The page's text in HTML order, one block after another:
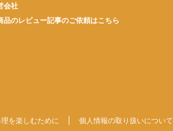
会社
品のレビュー記事のご依頼はこちら
を楽しむために 個人情報の取り扱いについて